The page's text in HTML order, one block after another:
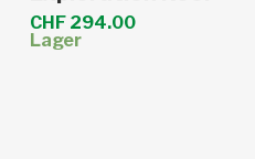
CHF294.00
Lager